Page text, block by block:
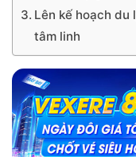
Lên kế hoạch du
tâm linh